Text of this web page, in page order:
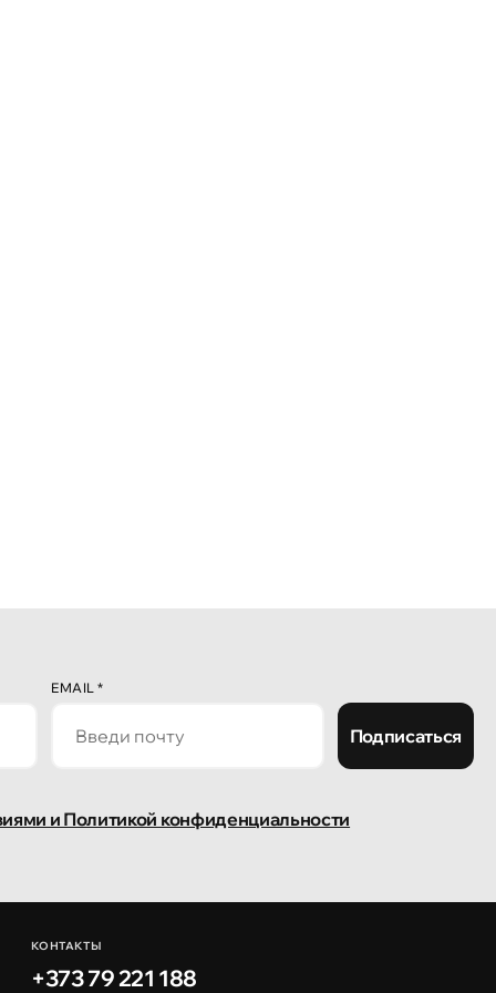
EMAIL*
Подписаться
и Политикой конфиденциальности
КОНТАКТЫ
+373 79 221 188